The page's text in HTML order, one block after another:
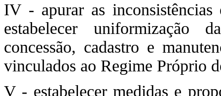
IV - apurar as
estabelecer uniformização
concessão, cadastro e
vinculados ao Regime Próprio
V - estabelecer medidas e